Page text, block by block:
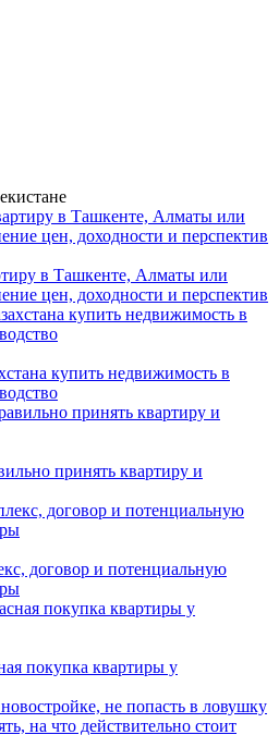
в Ташкенте, Алматы или
цен, доходности и перспектив
купить недвижимость в
принять квартиру и
договор и потенциальную
покупка квартиры у